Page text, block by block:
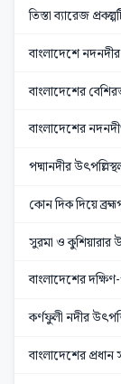
তিস্তা ব্যারেজ
বাংলাদেশে
বাংলাদেশের
বাংলাদেশের
পদ্মানদীর
কোন দিক দিয়ে
সুরমা ও কুশিয়ারার
বাংলাদেশের
কর্ণফুলী নদীর
বাংলাদেশের